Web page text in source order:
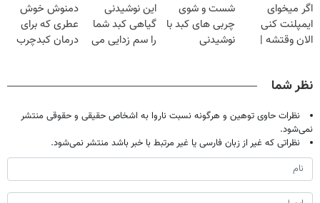
خانگی
اگر میخوای
ایمپلنت کنی
الان وقتشه |
شست و شوی
چربی های کبد با
نوشیدنی
این نوشیدنی
گیاهی کبد شما
را سم زدایی می
دمنوش خوش
عطری که برای
درمان کبدچرب
نظر شما
نظرات حاوی توهین و هرگونه نسبت ناروا به اشخاص حقیقی و حقوقی منتشر
نمی‌شود.
نظراتی که غیر از زبان فارسی یا غیر مرتبط با خبر باشد منتشر نمی‌شود.